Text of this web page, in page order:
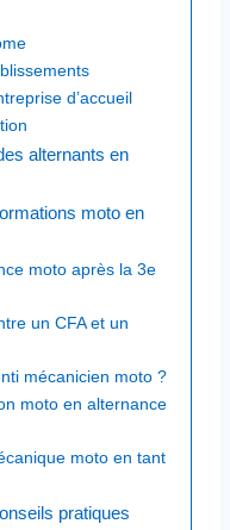
d’accueil
alternants en
moto en
moto après la 3e
un CFA et un
mécanicien moto ?
moto en alternance
moto en tant
pratiques